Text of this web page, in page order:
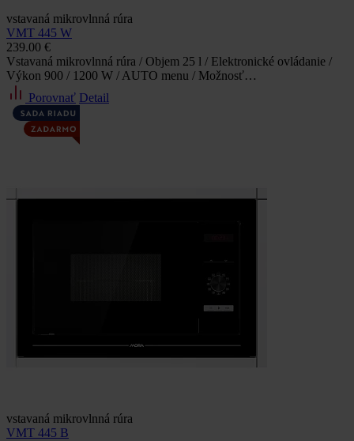
vstavaná mikrovlnná rúra
VMT 445 W
239.00 €
Vstavaná mikrovlnná rúra / Objem 25 l / Elektronické ovládanie /
Výkon 900 / 1200 W / AUTO menu / Možnosť…
Porovnať Detail
vstavaná mikrovlnná rúra
VMT 445 B